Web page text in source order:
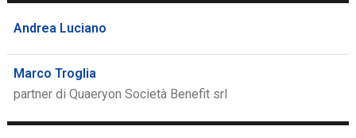
Andrea Luciano
Marco Troglia
partner di Quaeryon Società Benefit srl